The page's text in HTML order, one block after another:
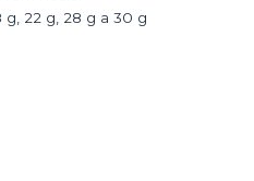
g, 22 g, 28 g a 30 g